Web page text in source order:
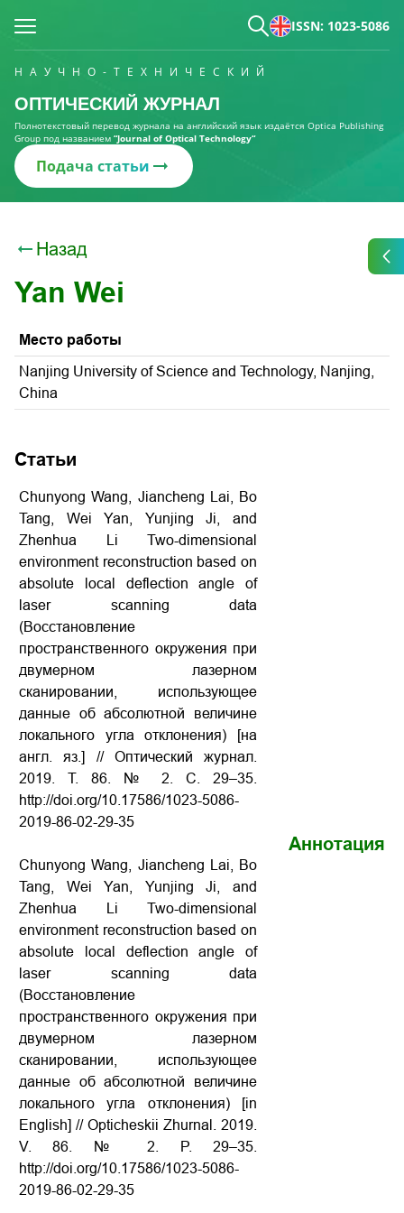
ISSN: 1023-5086
НАУЧНО-ТЕХНИЧЕСКИЙ
ОПТИЧЕСКИЙ ЖУРНАЛ
Полнотекстовый перевод журнала на английский язык издаётся Optica Publishing
Group под названием “Journal of Optical Technology“
Подача статьи
Назад
Yan Wei
Место работы
Nanjing University of Science and Technology, Nanjing,
China
Статьи
Chunyong Wang, Jiancheng Lai, Bo
Tang, Wei Yan, Yunjing Ji, and
Zhenhua Li Two-dimensional
environment reconstruction based on
absolute local deflection angle of
laser scanning data
(Восстановление
пространственного окружения при
двумерном лазерном
сканировании, использующее
данные об абсолютной величине
локального угла отклонения) [на
англ. яз.] // Оптический журнал.
2019. Т. 86. № 2. С. 29–35.
http://doi.org/10.17586/1023-5086-
2019-86-02-29-35
Chunyong Wang, Jiancheng Lai, Bo
Tang, Wei Yan, Yunjing Ji, and
Zhenhua Li Two-dimensional
environment reconstruction based on
absolute local deflection angle of
laser scanning data
(Восстановление
пространственного окружения при
двумерном лазерном
сканировании, использующее
данные об абсолютной величине
локального угла отклонения) [in
English] // Opticheskii Zhurnal. 2019.
V. 86. № 2. P. 29–35.
http://doi.org/10.17586/1023-5086-
2019-86-02-29-35
Аннотация